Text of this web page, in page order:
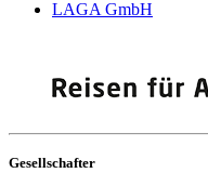
LAGA GmbH
Gesellschafter